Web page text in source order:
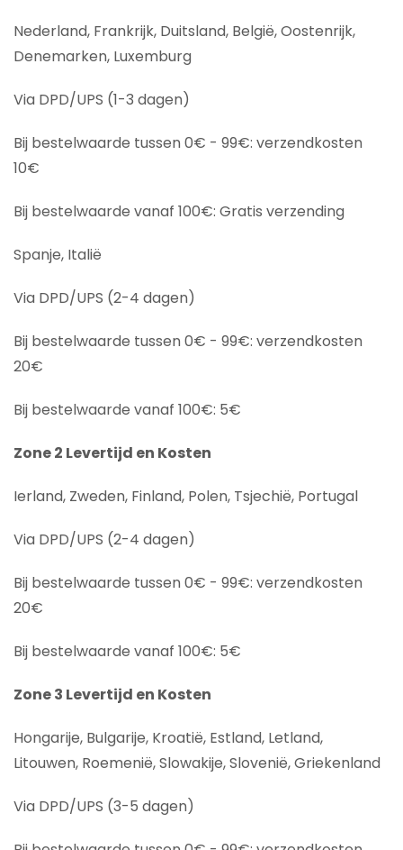
Nederland, Frankrijk, Duitsland, België, Oostenrijk,
Denemarken, Luxemburg
Via DPD/UPS (1-3 dagen)
Bij bestelwaarde tussen 0€ - 99€: verzendkosten
10€
Bij bestelwaarde vanaf 100€: Gratis verzending
Spanje, Italië
Via DPD/UPS (2-4 dagen)
Bij bestelwaarde tussen 0€ - 99€: verzendkosten
20€
Bij bestelwaarde vanaf 100€: 5€
Zone 2 Levertijd en Kosten
Ierland, Zweden, Finland, Polen, Tsjechië, Portugal
Via DPD/UPS (2-4 dagen)
Bij bestelwaarde tussen 0€ - 99€: verzendkosten
20€
Bij bestelwaarde vanaf 100€: 5€
Zone 3 Levertijd en Kosten
Hongarije, Bulgarije, Kroatië, Estland, Letland,
Litouwen, Roemenië, Slowakije, Slovenië, Griekenland
Via DPD/UPS (3-5 dagen)